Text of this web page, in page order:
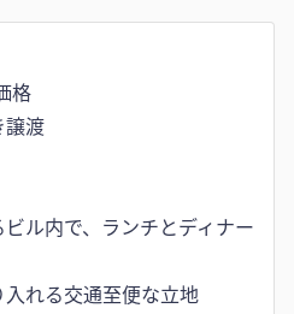
格
譲渡
ル内で、ランチとディナー
入れる交通至便な立地